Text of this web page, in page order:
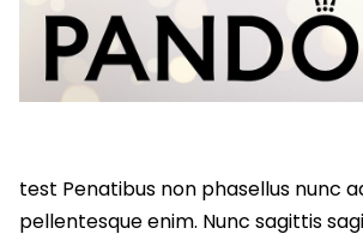
test Penatibus non phasellus nunc
pellentesque enim. Nunc sagittis